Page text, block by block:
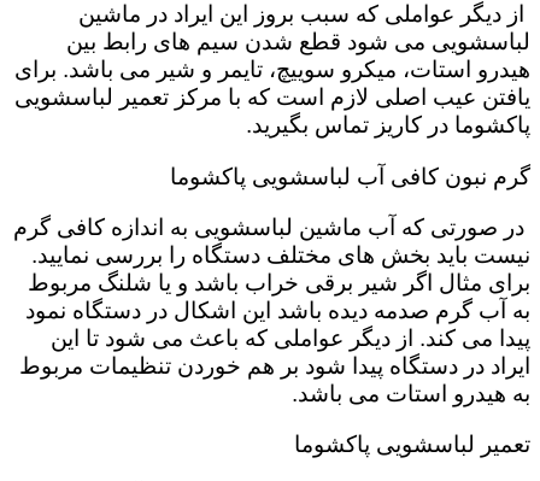
از دیگر عواملی که سبب بروز این ایراد در ماشین
لباسشویی می شود قطع شدن سیم های رابط بین
هیدرو استات، میکرو سوییچ، تایمر و شیر می باشد. برای
یافتن عیب اصلی لازم است که با مرکز تعمیر لباسشویی
پاکشوما در کاریز تماس بگیرید.
گرم نبون کافی آب لباسشویی پاکشوما
در صورتی که آب ماشین لباسشویی به اندازه کافی گرم
نیست باید بخش های مختلف دستگاه را بررسی نمایید.
برای مثال اگر شیر برقی خراب باشد و یا شلنگ مربوط
به آب گرم صدمه دیده باشد این اشکال در دستگاه نمود
پیدا می کند. از دیگر عواملی که باعث می شود تا این
ایراد در دستگاه پیدا شود بر هم خوردن تنظیمات مربوط
به هیدرو استات می باشد.
تعمیر لباسشویی پاکشوما